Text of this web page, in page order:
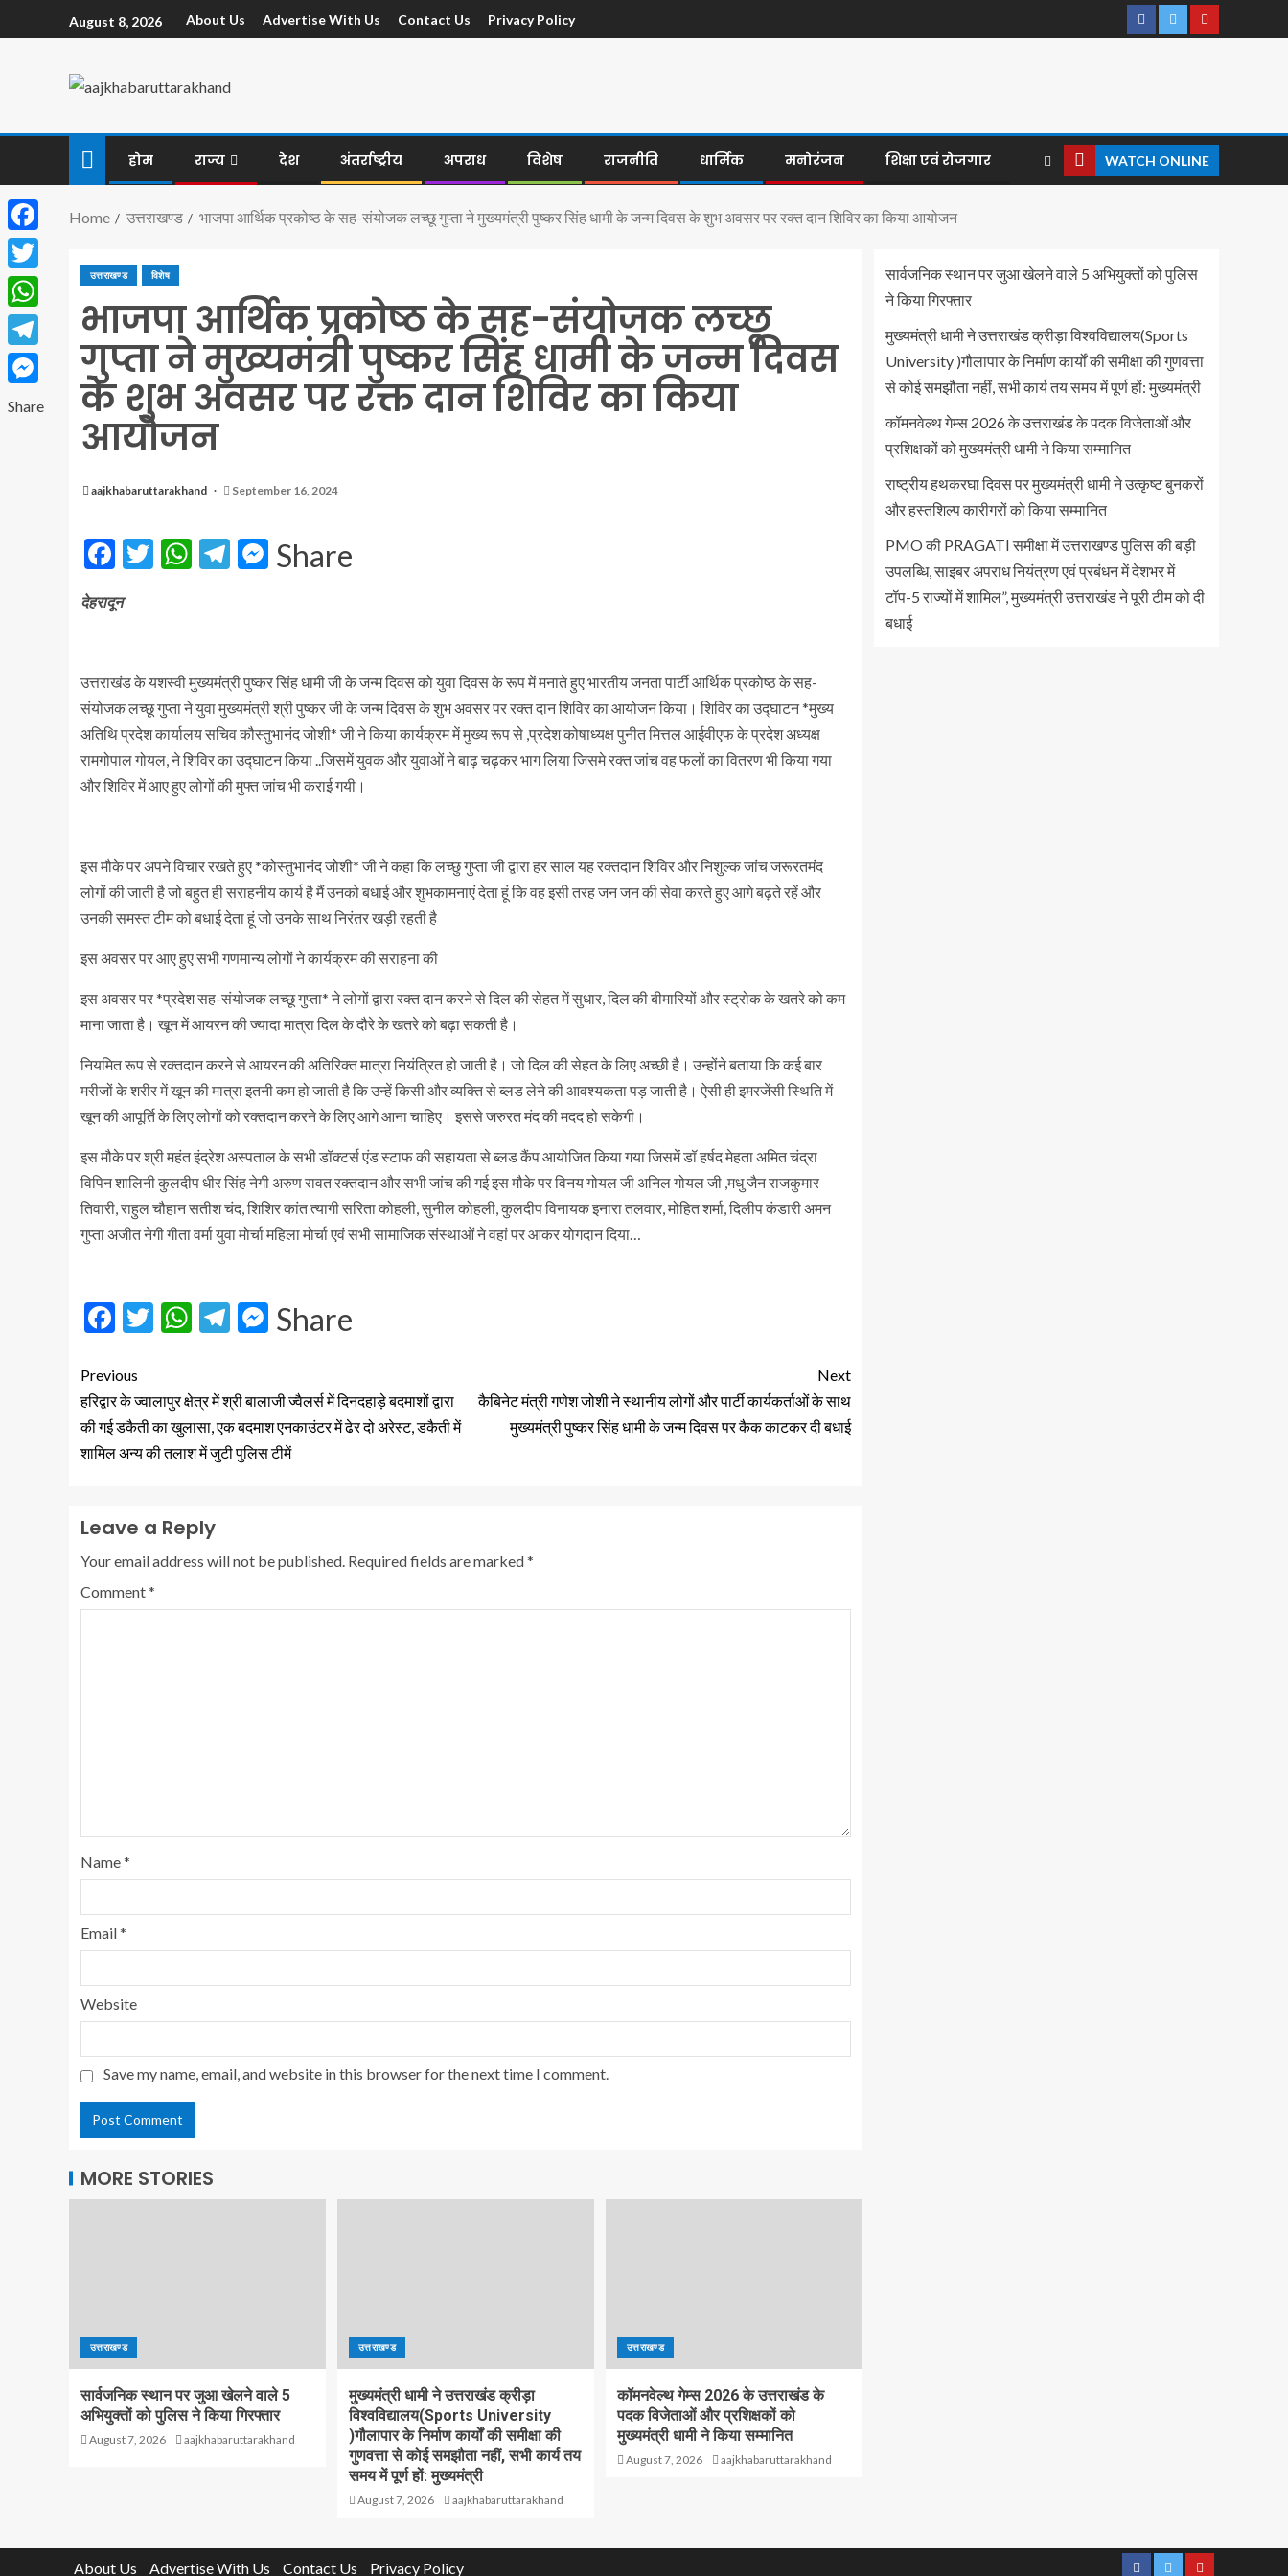
August 8, 2026 About Us Advertise With Us Contact Us Privacy Policy
होम राज्य देश अंतर्राष्ट्रीय अपराध विशेष राजनीति धार्मिक मनोरंजन शिक्षा एवं रोजगार WATCH ONLINE
Home उत्तराखण्ड भाजपा आर्थिक प्रकोष्ठ के सह-संयोजक लच्छू गुप्ता ने मुख्यमंत्री पुष्कर सिंह धामी के जन्म दिवस के शुभ अवसर पर रक्त दान शिविर का किया आयोजन
उत्तराखण्ड विशेष
भाजपा आर्थिक प्रकोष्ठ के सह-संयोजक लच्छू
गुप्ता ने मुख्यमंत्री पुष्कर सिंह धामी के जन्म दिवस
के शुभ अवसर पर रक्त दान शिविर का किया
आयोजन
aajkhabaruttarakhand September 16, 2024
Facebook
Twitter
WhatsApp
Telegram
Messenger
Share
देहरादून
उत्तराखंड के यशस्वी मुख्यमंत्री पुष्कर सिंह धामी जी के जन्म दिवस को युवा दिवस के रूप में मनाते हुए भारतीय जनता पार्टी आर्थिक प्रकोष्ठ के सह-
संयोजक लच्छू गुप्ता ने युवा मुख्यमंत्री श्री पुष्कर जी के जन्म दिवस के शुभ अवसर पर रक्त दान शिविर का आयोजन किया। शिविर का उद्घाटन *मुख्य
अतिथि प्रदेश कार्यालय सचिव कौस्तुभानंद जोशी* जी ने किया कार्यक्रम में मुख्य रूप से ,प्रदेश कोषाध्यक्ष पुनीत मित्तल आईवीएफ के प्रदेश अध्यक्ष
रामगोपाल गोयल, ने शिविर का उद्घाटन किया ..जिसमें युवक और युवाओं ने बाढ़ चढ़कर भाग लिया जिसमे रक्त जांच वह फलों का वितरण भी किया गया
और शिविर में आए हुए लोगों की मुफ्त जांच भी कराई गयी।
इस मौके पर अपने विचार रखते हुए *कोस्तुभानंद जोशी* जी ने कहा कि लच्छु गुप्ता जी द्वारा हर साल यह रक्तदान शिविर और निशुल्क जांच जरूरतमंद
लोगों की जाती है जो बहुत ही सराहनीय कार्य है मैं उनको बधाई और शुभकामनाएं देता हूं कि वह इसी तरह जन जन की सेवा करते हुए आगे बढ़ते रहें और
उनकी समस्त टीम को बधाई देता हूं जो उनके साथ निरंतर खड़ी रहती है
इस अवसर पर आए हुए सभी गणमान्य लोगों ने कार्यक्रम की सराहना की
इस अवसर पर *प्रदेश सह-संयोजक लच्छू गुप्ता* ने लोगों द्वारा रक्त दान करने से दिल की सेहत में सुधार, दिल की बीमारियों और स्ट्रोक के खतरे को कम
माना जाता है। खून में आयरन की ज्यादा मात्रा दिल के दौरे के खतरे को बढ़ा सकती है।
नियमित रूप से रक्तदान करने से आयरन की अतिरिक्त मात्रा नियंत्रित हो जाती है। जो दिल की सेहत के लिए अच्छी है। उन्होंने बताया कि कई बार
मरीजों के शरीर में खून की मात्रा इतनी कम हो जाती है कि उन्हें किसी और व्यक्ति से ब्लड लेने की आवश्यकता पड़ जाती है। ऐसी ही इमरजेंसी स्थिति में
खून की आपूर्ति के लिए लोगों को रक्तदान करने के लिए आगे आना चाहिए। इससे जरुरत मंद की मदद हो सकेगी।
इस मौके पर श्री महंत इंद्रेश अस्पताल के सभी डॉक्टर्स एंड स्टाफ की सहायता से ब्लड कैंप आयोजित किया गया जिसमें डॉ हर्षद मेहता अमित चंद्रा
विपिन शालिनी कुलदीप धीर सिंह नेगी अरुण रावत रक्तदान और सभी जांच की गई इस मौके पर विनय गोयल जी अनिल गोयल जी ,मधु जैन राजकुमार
तिवारी, राहुल चौहान सतीश चंद, शिशिर कांत त्यागी सरिता कोहली, सुनील कोहली, कुलदीप विनायक इनारा तलवार, मोहित शर्मा, दिलीप कंडारी अमन
गुप्ता अजीत नेगी गीता वर्मा युवा मोर्चा महिला मोर्चा एवं सभी सामाजिक संस्थाओं ने वहां पर आकर योगदान दिया…
Facebook
Twitter
WhatsApp
Telegram
Messenger
Share
Previous
हरिद्वार के ज्वालापुर क्षेत्र में श्री बालाजी ज्वैलर्स में दिनदहाड़े बदमाशों द्वारा
की गई डकैती का खुलासा, एक बदमाश एनकाउंटर में ढेर दो अरेस्ट, डकैती में
शामिल अन्य की तलाश में जुटी पुलिस टीमें
Next
कैबिनेट मंत्री गणेश जोशी ने स्थानीय लोगों और पार्टी कार्यकर्ताओं के साथ
मुख्यमंत्री पुष्कर सिंह धामी के जन्म दिवस पर कैक काटकर दी बधाई
Leave a Reply
Your email address will not be published. Required fields are marked*
Comment*
Name*
Email*
Website
Save my name, email, and website in this browser for the next time I comment.
MORE STORIES
उत्तराखण्ड
सार्वजनिक स्थान पर जुआ खेलने वाले 5
अभियुक्तों को पुलिस ने किया गिरफ्तार
August 7, 2026 aajkhabaruttarakhand
उत्तराखण्ड
मुख्यमंत्री धामी ने उत्तराखंड क्रीड़ा
विश्वविद्यालय(Sports University
)गौलापार के निर्माण कार्यों की समीक्षा की
गुणवत्ता से कोई समझौता नहीं, सभी कार्य तय
समय में पूर्ण हों: मुख्यमंत्री
August 7, 2026 aajkhabaruttarakhand
उत्तराखण्ड
कॉमनवेल्थ गेम्स 2026 के उत्तराखंड के
पदक विजेताओं और प्रशिक्षकों को
मुख्यमंत्री धामी ने किया सम्मानित
August 7, 2026 aajkhabaruttarakhand
सार्वजनिक स्थान पर जुआ खेलने वाले 5 अभियुक्तों को पुलिस
ने किया गिरफ्तार
मुख्यमंत्री धामी ने उत्तराखंड क्रीड़ा विश्वविद्यालय(Sports
University )गौलापार के निर्माण कार्यों की समीक्षा की गुणवत्ता
से कोई समझौता नहीं, सभी कार्य तय समय में पूर्ण हों: मुख्यमंत्री
कॉमनवेल्थ गेम्स 2026 के उत्तराखंड के पदक विजेताओं और
प्रशिक्षकों को मुख्यमंत्री धामी ने किया सम्मानित
राष्ट्रीय हथकरघा दिवस पर मुख्यमंत्री धामी ने उत्कृष्ट बुनकरों
और हस्तशिल्प कारीगरों को किया सम्मानित
PMO की PRAGATI समीक्षा में उत्तराखण्ड पुलिस की बड़ी
उपलब्धि, साइबर अपराध नियंत्रण एवं प्रबंधन में देशभर में
टॉप-5 राज्यों में शामिल”, मुख्यमंत्री उत्तराखंड ने पूरी टीम को दी
बधाई
About Us Advertise With Us Contact Us Privacy Policy
Facebook
Twitter
WhatsApp
Telegram
Messenger
Share